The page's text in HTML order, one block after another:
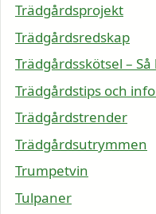
Trädgårdsprojekt
Trädgårdsredskap
Trädgårdsskötsel –
Trädgårdstips och
Trädgårdstrender
Trädgårdsutrymmen
Trumpetvin
Tulpaner